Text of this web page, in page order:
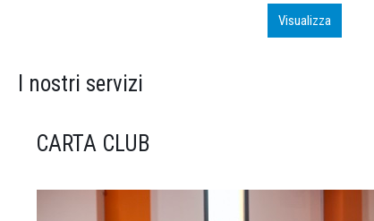
Visualizza
I nostri servizi
CARTA CLUB